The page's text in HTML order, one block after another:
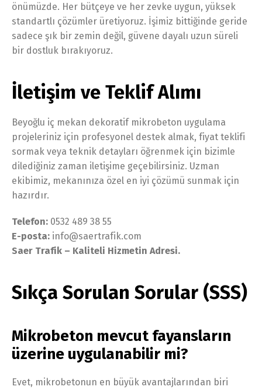
önümüzde. Her bütçeye ve her zevke uygun, yüksek
standartlı çözümler üretiyoruz. İşimiz bittiğinde geride
sadece şık bir zemin değil, güvene dayalı uzun süreli
bir dostluk bırakıyoruz.
İletişim ve Teklif Alımı
Beyoğlu iç mekan dekoratif mikrobeton uygulama
projeleriniz için profesyonel destek almak, fiyat teklifi
sormak veya teknik detayları öğrenmek için bizimle
dilediğiniz zaman iletişime geçebilirsiniz. Uzman
ekibimiz, mekanınıza özel en iyi çözümü sunmak için
hazırdır.
Telefon: 0532 489 38 55
E-posta: info@saertrafik.com
Saer Trafik – Kaliteli Hizmetin Adresi.
Sıkça Sorulan Sorular (SSS)
Mikrobeton mevcut fayansların
üzerine uygulanabilir mi?
Evet, mikrobetonun en büyük avantajlarından biri